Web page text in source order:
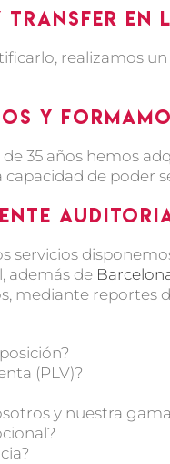
transfer en
realizamos
y
de 35 años hemos
de poder
servicios
además de
mediante reportes
(PLV)?
y nuestra